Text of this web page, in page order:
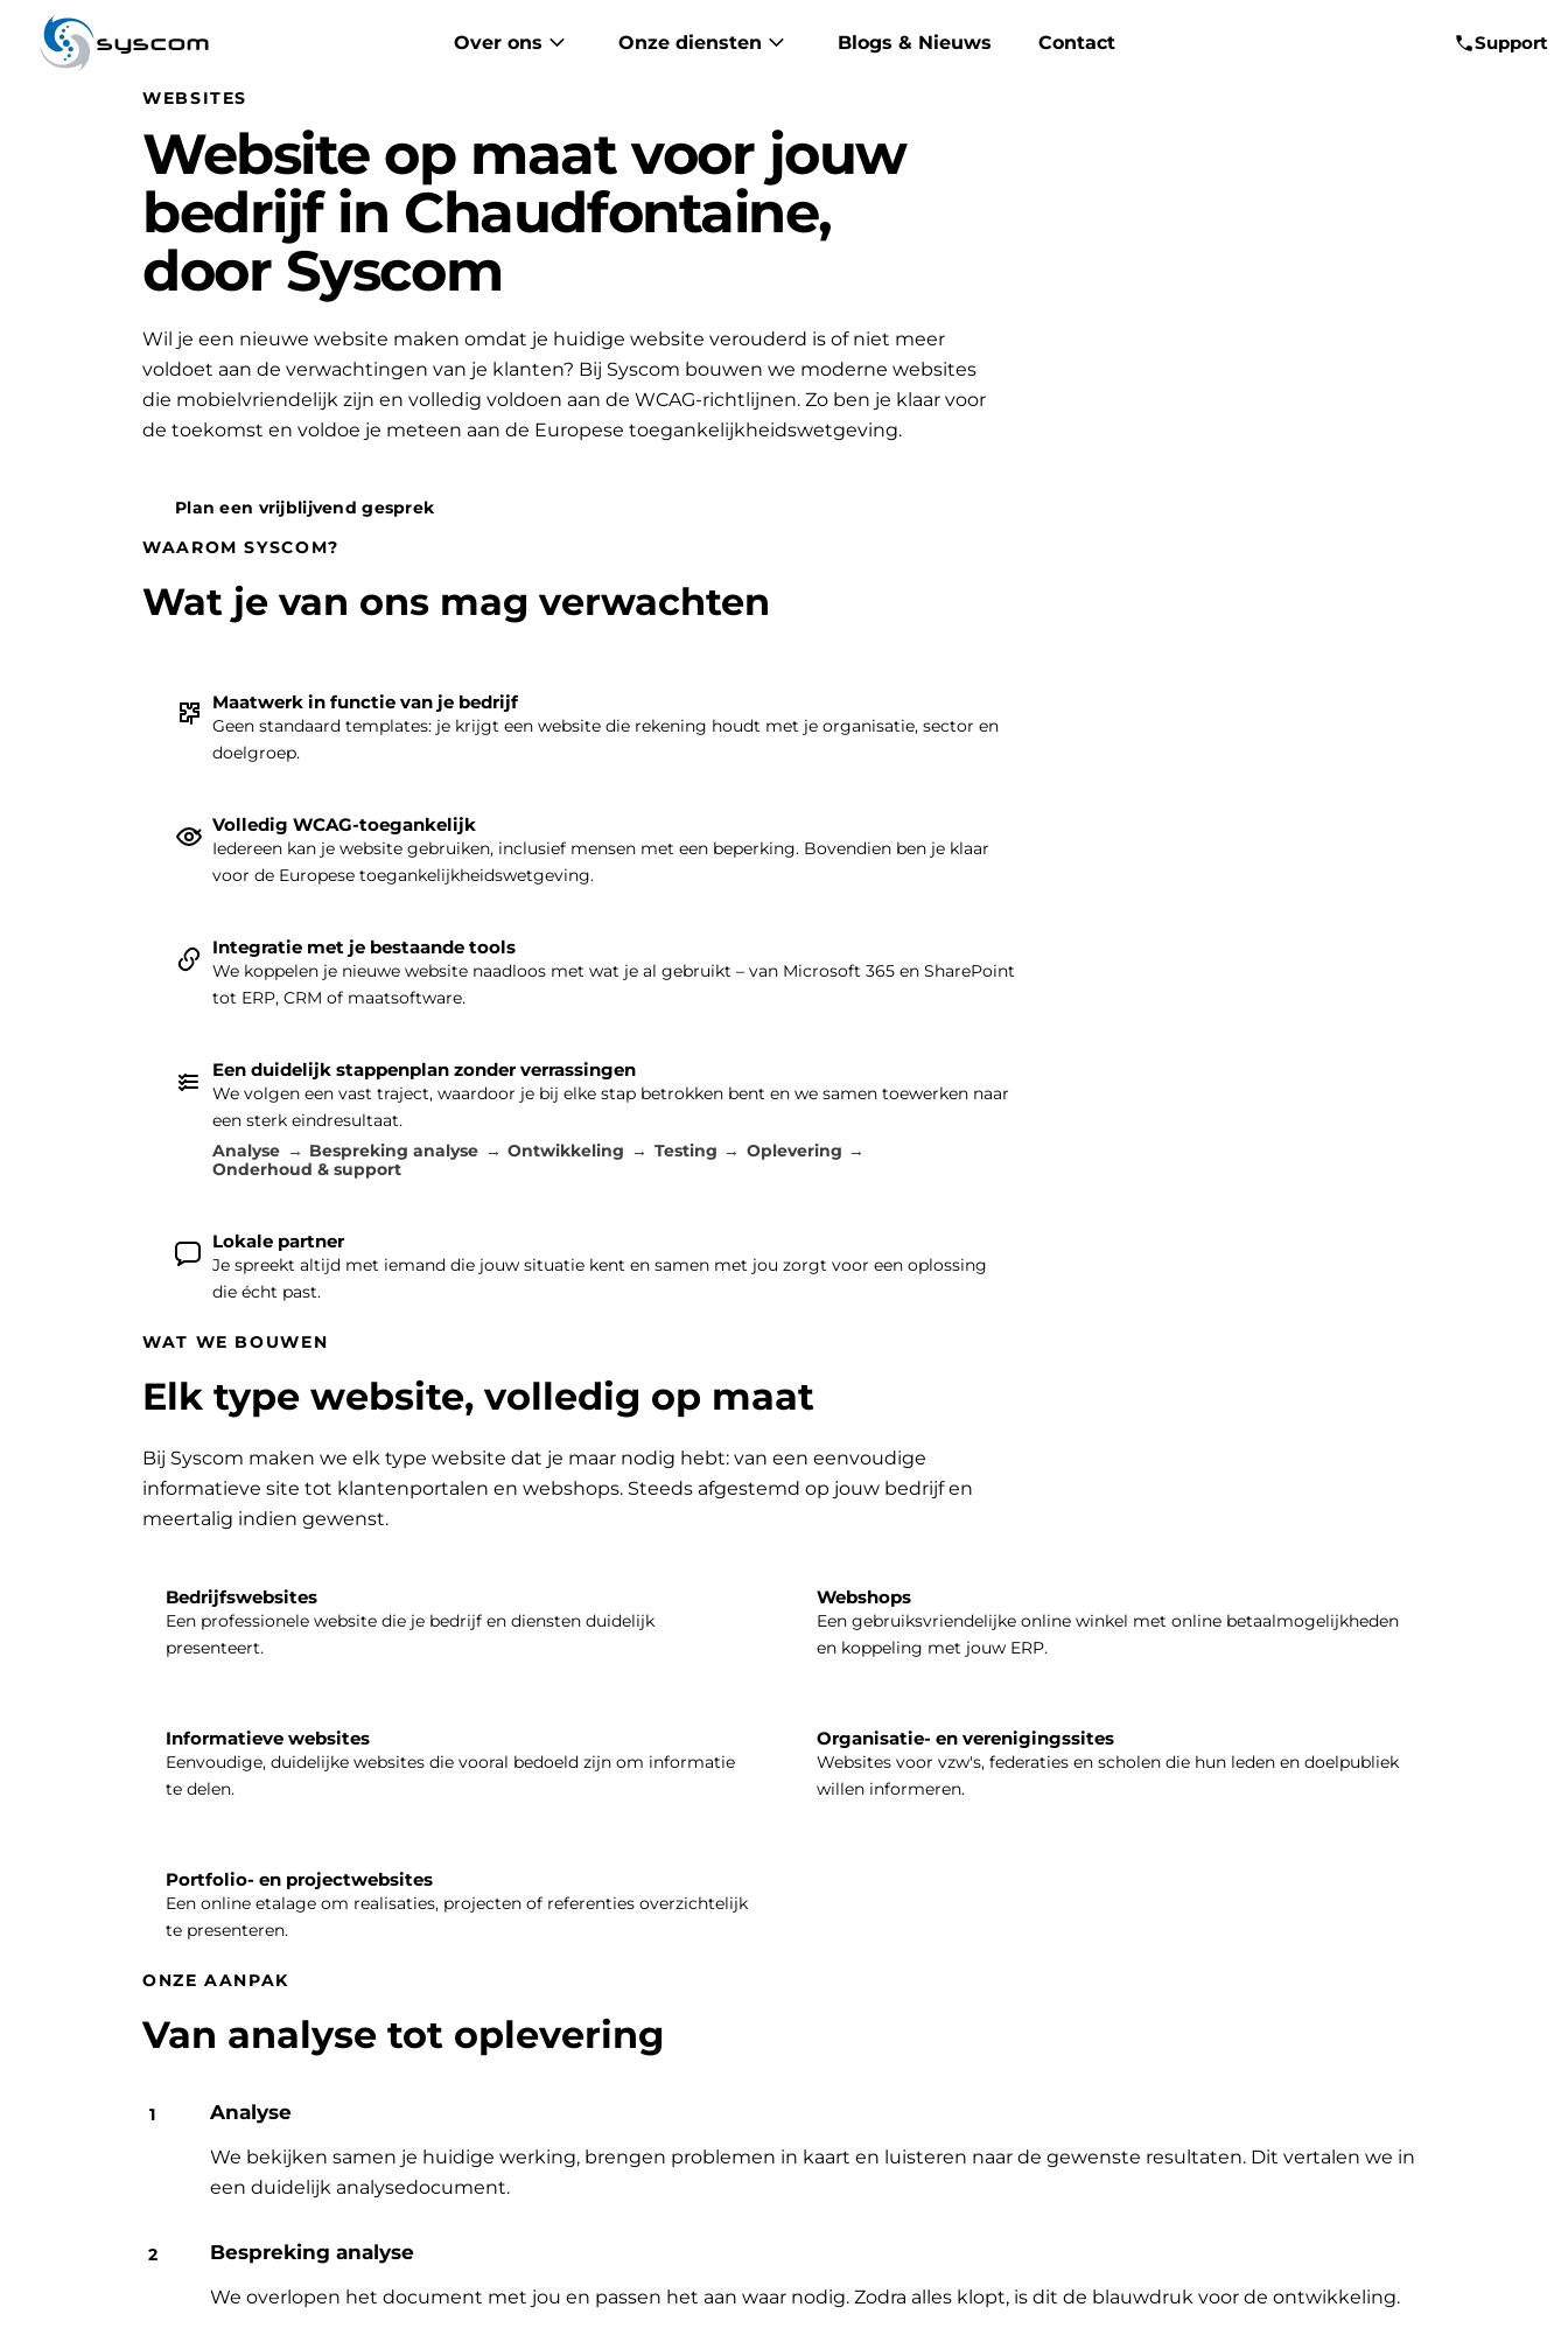
syscom Over ons Onze diensten Blogs & Nieuws Contact Support
WEBSITES
Website op maat voor jouw
bedrijf in Chaudfontaine,
door Syscom
Wil je een nieuwe website maken omdat je huidige website verouderd is of niet meer
voldoet aan de verwachtingen van je klanten? Bij Syscom bouwen we moderne websites
die mobielvriendelijk zijn en volledig voldoen aan de WCAG-richtlijnen. Zo ben je klaar voor
de toekomst en voldoe je meteen aan de Europese toegankelijkheidswetgeving.
Plan een vrijblijvend gesprek
WAAROM SYSCOM?
Wat je van ons mag verwachten
Maatwerk in functie van je bedrijf
Geen standaard templates: je krijgt een website die rekening houdt met je organisatie, sector en
doelgroep.
Volledig WCAG-toegankelijk
Iedereen kan je website gebruiken, inclusief mensen met een beperking. Bovendien ben je klaar
voor de Europese toegankelijkheidswetgeving.
Integratie met je bestaande tools
We koppelen je nieuwe website naadloos met wat je al gebruikt – van Microsoft 365 en SharePoint
tot ERP, CRM of maatsoftware.
Een duidelijk stappenplan zonder verrassingen
We volgen een vast traject, waardoor je bij elke stap betrokken bent en we samen toewerken naar
een sterk eindresultaat.
Analyse Bespreking analyse Ontwikkeling Testing
Oplevering
Onderhoud & support
Lokale partner
Je spreekt altijd met iemand die jouw situatie kent en samen met jou zorgt voor een oplossing
die écht past.
WAT WE BOUWEN
Elk type website, volledig op maat
Bij Syscom maken we elk type website dat je maar nodig hebt: van een eenvoudige
informatieve site tot klantenportalen en webshops. Steeds afgestemd op jouw bedrijf en
meertalig indien gewenst.
Bedrijfswebsites
Een professionele website die je bedrijf en diensten duidelijk
presenteert.
Webshops
Een gebruiksvriendelijke online winkel met online betaalmogelijkheden
en koppeling met jouw ERP.
Informatieve websites
Eenvoudige, duidelijke websites die vooral bedoeld zijn om informatie
te delen.
Organisatie- en verenigingssites
Websites voor vzw's, federaties en scholen die hun leden en doelpubliek
willen informeren.
Portfolio- en projectwebsites
Een online etalage om realisaties, projecten of referenties overzichtelijk
te presenteren.
ONZE AANPAK
Van analyse tot oplevering
Analyse
We bekijken samen je huidige werking, brengen problemen in kaart en luisteren naar de gewenste resultaten. Dit vertalen we in
een duidelijk analysedocument.
Bespreking analyse
We overlopen het document met jou en passen het aan waar nodig. Zodra alles klopt, is dit de blauwdruk voor de ontwikkeling.